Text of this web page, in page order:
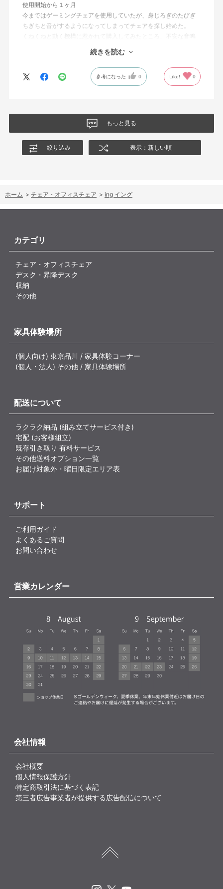
使用開始から１ヶ月
今まではゲーミングチェアを使用していたが、身じろぎのたびぎ
ちぎちと音がするようになってしまってチェアを探し始めた。
くねくねと動く機構に惹かれて購入してみたところ、不安な音鳴
りは無くなった！但し座る時と立つ時はカッチョンと音がする。
これは座っていない時に椅子が倒れないように立ち上がると水平
に保つ機構があるようだ。
絵を描くのと、ゲームをするためのデスクで使用しているためお
尻についてくるフレキシブルな座面が嬉しい。
続きを読む
参考になった 0 Like! 0
もっと見る
絞り込み 表示：新しい順
ホーム > チェア・オフィスチェア > ing イング
カテゴリ
チェア・オフィスチェア
デスク・昇降デスク
収納
その他
家具体験場所
(個人向け) 東京品川 / 家具体験コーナー
(個人・法人) その他 / 家具体験場所
配送について
ラクラク納品 (組み立てサービス付き)
宅配 (お客様組立)
既存引き取り 有料サービス
その他送料オプション一覧
お届け対象外・曜日限定エリア表
サポート
ご利用ガイド
よくあるご質問
お問い合わせ
営業カレンダー
会社情報
会社概要
個人情報保護方針
特定商取引法に基づく表記
第三者広告事業者が提供する広告配信について